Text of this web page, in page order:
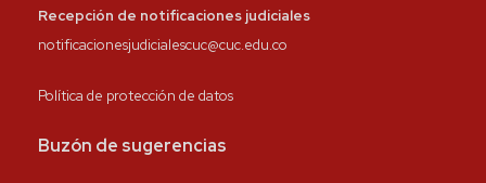
Recepción de notificaciones judiciales
notificacionesjudicialescuc@cuc.edu.co
Política de protección de datos
Buzón de sugerencias